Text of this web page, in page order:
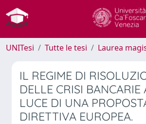
UNITesi Tutte le tesi Laurea
IL REGIME DI
DELLE CRISI BANCARIE
LUCE DI UNA
DIRETTIVA EUROPEA.